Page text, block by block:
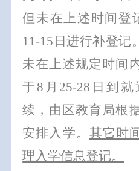
但未在上述时间登
11-15 日进行补登记
未在上述规定时间
于 8 月 25-28 日到
续，由区教育局根
安排入学。 其它时
理入学信息登记。